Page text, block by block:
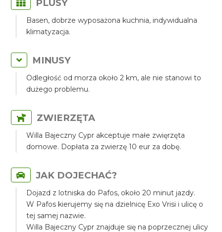
PLUSY
Basen, dobrze wyposażona kuchnia, indywidualna
klimatyzacja.
MINUSY
Odległość od morza około 2 km, ale nie stanowi to
dużego problemu.
ZWIERZĘTA
Willa Bajeczny Cypr akceptuje małe zwięrzęta
domowe. Dopłata za zwierzę 10 eur za dobę.
JAK DOJECHAĆ?
Dojazd z lotniska do Pafos, około 20 minut jazdy.
W Pafos kierujemy się na dzielnicę Exo Vrisi i ulicę o
tej samej nazwie.
Willa Bajeczny Cypr znajduje się na poprzecznej ulicy